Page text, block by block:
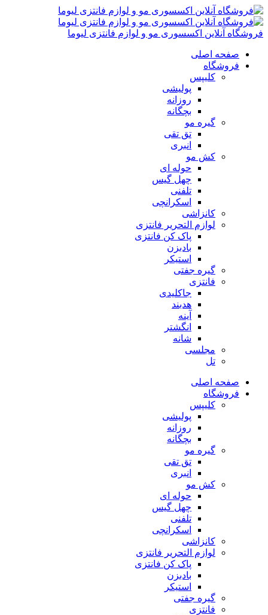
فروشگاه آنلاین اکسسوری مو و لوازم فانتزی لیوما
صفحه اصلی
فروشگاه
کلیپس
پولیشی
روزانه
بچگانه
گیره مو
تق تقی
انبری
کش مو
حوله ای
چهل گیس
تلفنی
اسکرانچی
کانزاشی
لوازم التحریر فانتزی
پاک کن فانتزی
بادبزن
استیکر
گیره جفتی
فانتزی
جاکلیدی
هدبند
آینه
انگشتر
شانه
مجلسی
تل
صفحه اصلی
فروشگاه
کلیپس
پولیشی
روزانه
بچگانه
گیره مو
تق تقی
انبری
کش مو
حوله ای
چهل گیس
تلفنی
اسکرانچی
کانزاشی
لوازم التحریر فانتزی
پاک کن فانتزی
بادبزن
استیکر
گیره جفتی
فانتزی